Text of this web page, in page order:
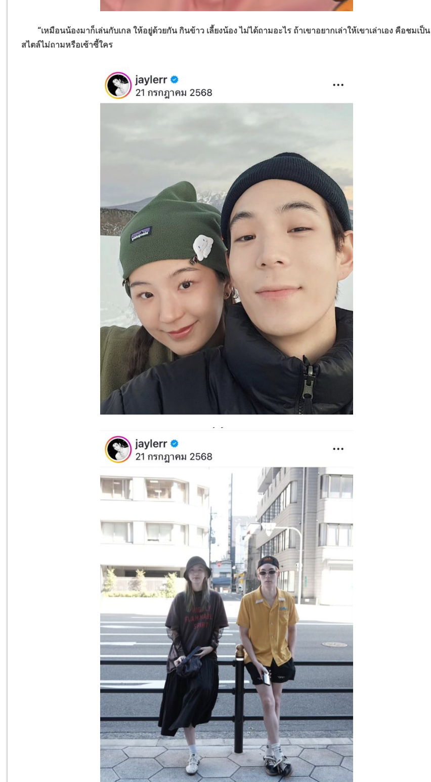
“เหมือนน้องมาก็เล่นกับเกล ให้อยู่ด้วยกัน กินข้าว เลี้ยงน้อง ไม่ได้ถามอะไร ถ้าเขาอยากเล่าให้เขาเล่าเอง คือชมเป็น
สไตล์ไม่ถามหรือเซ้าซี้ใคร